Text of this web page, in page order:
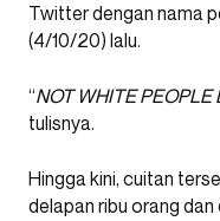
Twitter dengan nama
(4/10/20) lalu.
“NOT WHITE PEOPLE
tulisnya.
Hingga kini, cuitan
delapan ribu orang